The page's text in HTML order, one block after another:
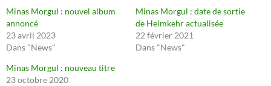
Minas Morgul : nouvel album
annoncé
23 avril 2023
Dans "News"
Minas Morgul : date de sortie
de Heimkehr actualisée
22 février 2021
Dans "News"
Minas Morgul : nouveau titre
23 octobre 2020